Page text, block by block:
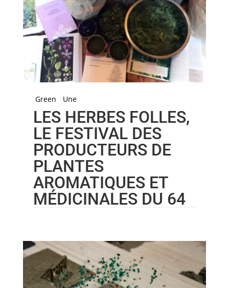
Green Une
LES HERBES FOLLES,
LE FESTIVAL DES
PRODUCTEURS DE
PLANTES
AROMATIQUES ET
MÉDICINALES DU 64